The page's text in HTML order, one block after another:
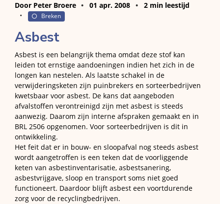
Door Peter Broere 01 apr. 2008 2 min leestijd
Breken
Asbest
Asbest is een belangrijk thema omdat deze stof kan
leiden tot ernstige aandoeningen indien het zich in de
longen kan nestelen. Als laatste schakel in de
verwijderingsketen zijn puinbrekers en sorteerbedrijven
kwetsbaar voor asbest. De kans dat aangeboden
afvalstoffen verontreinigd zijn met asbest is steeds
aanwezig. Daarom zijn interne afspraken gemaakt en in
BRL 2506 opgenomen. Voor sorteerbedrijven is dit in
ontwikkeling.
Het feit dat er in bouw- en sloopafval nog steeds asbest
wordt aangetroffen is een teken dat de voorliggende
keten van asbestinventarisatie, asbestsanering,
asbestvrijgave, sloop en transport soms niet goed
functioneert. Daardoor blijft asbest een voortdurende
zorg voor de recyclingbedrijven.